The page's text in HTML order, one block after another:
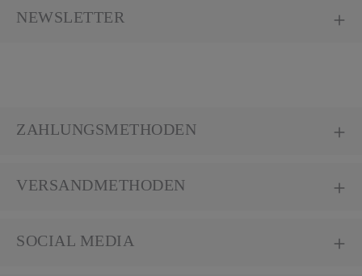
NEWSLETTER
ZAHLUNGSMETHODEN
VERSANDMETHODEN
SOCIAL MEDIA